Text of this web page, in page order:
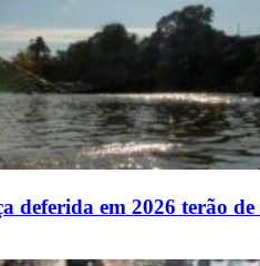
deferida em 2026 terão